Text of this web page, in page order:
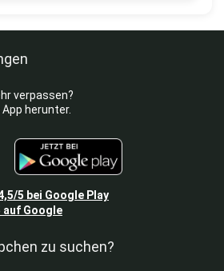
verpassen?
herunter.
5 bei Google Play
auf Google
zu suchen?